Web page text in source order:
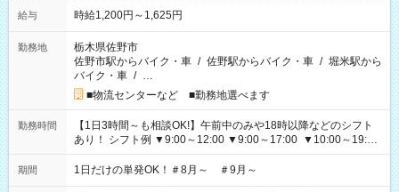
給与 時給1,200円～1,625円
勤務地
栃木県佐野市
佐野市駅からバイク・車 / 佐野駅からバイク・車 / 堀米駅から
バイク・車 / …
■物流センターなど ■勤務地選べます
勤務時間
【1日3時間～も相談OK!】午前中のみや18時以降などのシフト
あり！ シフト例 ▼9:00～12:00 ▼9:00～17:00 ▼10:00～19:00
▼18:00～21:00
期間 1日だけの単発OK！＃8月～ ＃9月～